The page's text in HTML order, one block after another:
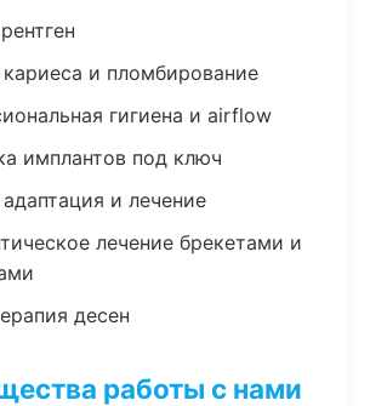
и пломбирование
гигиена и airflow
имплантов под ключ
и лечение
лечение брекетами и
десен
работы с нами